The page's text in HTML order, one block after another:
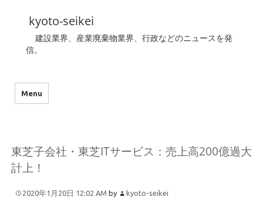
kyoto-seikei
建設業界、産業廃棄物業界、行政などのニュースを発
信。
Menu
東芝子会社・東芝ITサービス：売上高200億過大
計上！
2020年1月20日 12:02 AM by kyoto-seikei